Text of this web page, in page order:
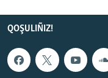
QOŞULIÑIZ!